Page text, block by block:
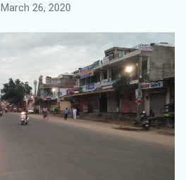
March 26, 2020